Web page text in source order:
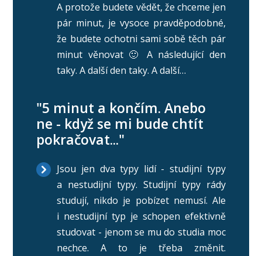
A protože budete vědět, že chceme jen
pár minut, je vysoce pravděpodobné,
že budete ochotni sami sobě těch pár
minut věnovat 🙂 A následující den
taky. A další den taky. A další…
"5 minut a končím. Anebo
ne - když se mi bude chtít
pokračovat..."
Jsou jen dva typy lidí - studijní typy
a nestudijní typy. Studijní typy rády
studují, nikdo je pobízet nemusí. Ale
i nestudijní typ je schopen efektivně
studovat - jenom se mu do studia moc
nechce. A to je třeba změnit.